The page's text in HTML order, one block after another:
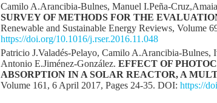
Camilo A.Arancibia-Bulnes, Manuel I.Peña-
SURVEY OF METHODS FOR THE
Renewable and Sustainable Energy Reviews, Volume
https://doi.org/10.1016/j.rser.2016.11.048
Patricio J.Valadés-Pelayo, Camilo A.Arancibia-
Antonio E.Jiménez-González. EFFECT OF
ABSORPTION IN A SOLAR REACTOR, A
Volume 161, 6 April 2017, Pages 24-35. DOI: https://